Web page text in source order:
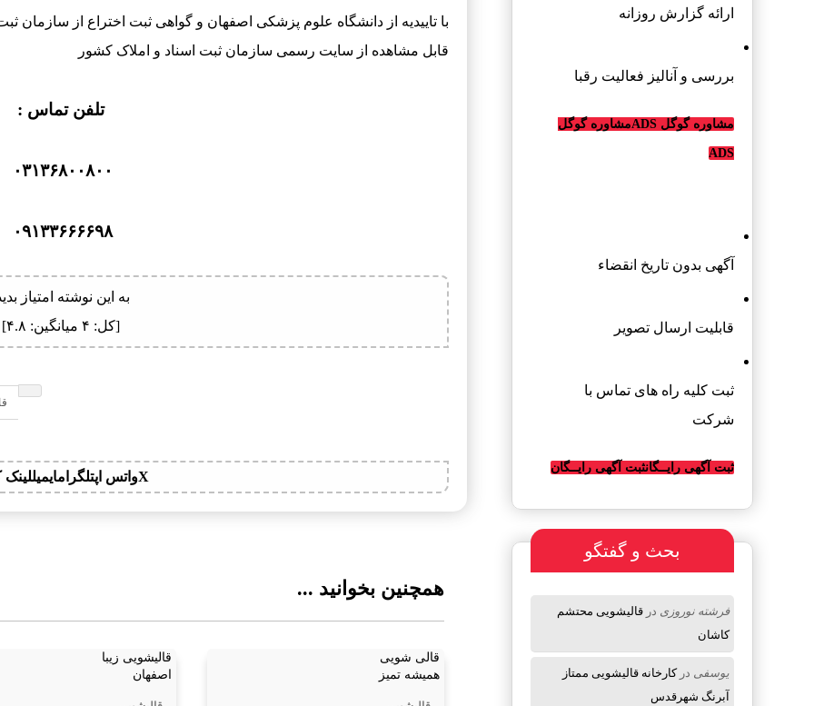
قابل مشاهده از سایت رسمی سازمان ثبت اسناد و املاک کشور
تلفن تماس :
۰۳۱۳۶۸۰۰۸۰۰
۰۹۱۳۳۶۶۶۶۹۸
به این نوشته امتیاز
[کل: ۴ میانگین: ۴.۸]
Xواتس اپتلگرامایمیللینک
همچنین بخوانید ...
قالیشویی زیبا
اصفهان
قالی شویی
همیشه تمیز
ارائه گزارش روزانه
بررسی و آنالیز فعالیت رقبا
مشاوره گوگل ADS مشاوره گوگل
ADS
آگهی بدون تاریخ انقضاء
قابلیت ارسال تصویر
ثبت کلیه راه های تماس با
شرکت
ثبت آگهی رایــگانثبت آگهی رایــگان
بحث و گفتگو
فرشته نوروزی درقالیشویی محتشم
کاشان
یوسفی درکارخانه قالیشویی ممتاز
آبرنگ شهرقدس